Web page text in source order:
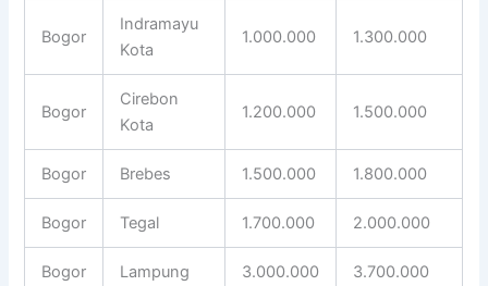
Bogor
Indramayu
Kota
1.000.000 1.300.000
Bogor
Cirebon
Kota
1.200.000 1.500.000
Bogor Brebes 1.500.000 1.800.000
Bogor Tegal 1.700.000 2.000.000
Bogor Lampung 3.000.000 3.700.000